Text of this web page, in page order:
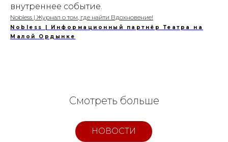
внутреннее событие.
Nobless | Журнал о том, где найти Вдохновение!
Nobless | Информационный партнёр Театра на
Малой Ордынке
НОВОСТИ
Смотреть больше